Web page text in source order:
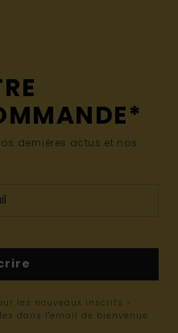
dernières actus et nos
les nouveaux inscrits -
dans l'email de bienvenue